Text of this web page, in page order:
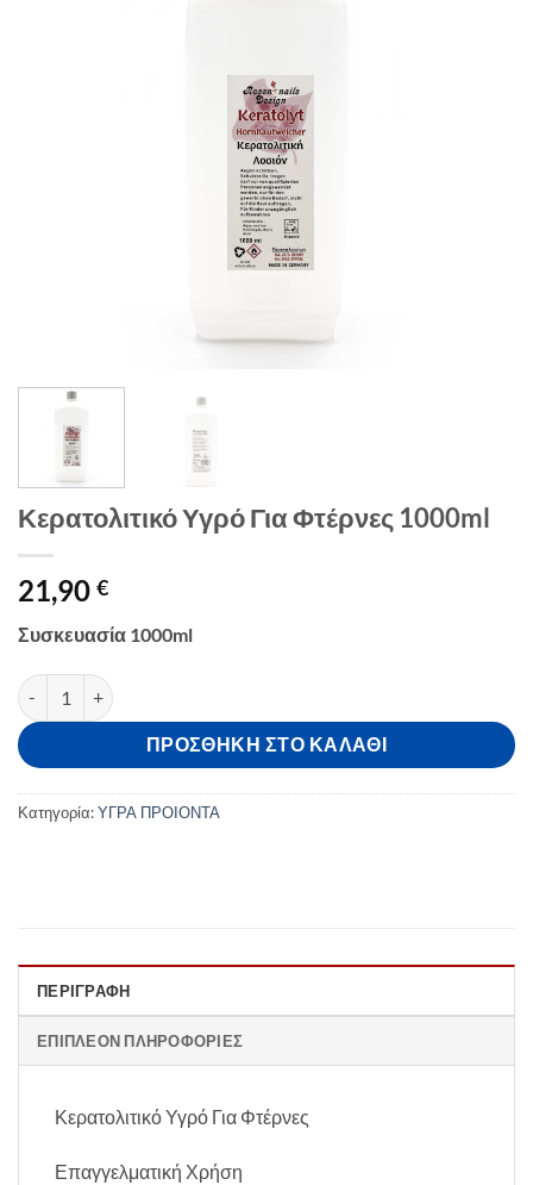
Κερατολιτικό Υγρό Για Φτέρνες 1000ml
21,90 €
Συσκευασία 1000ml
Κερατολιτικό Υγρό Για Φτέρνες 1000ml ποσότητα
ΠΡΟΣΘΉΚΗ ΣΤΟ ΚΑΛΆΘΙ
Κατηγορία:ΥΓΡΑ ΠΡΟΙΟΝΤΑ
ΠΕΡΙΓΡΑΦΉ
ΕΠΙΠΛΈΟΝ ΠΛΗΡΟΦΟΡΊΕΣ
Κερατολιτικό Υγρό Για Φτέρνες
Επαγγελματική Χρήση